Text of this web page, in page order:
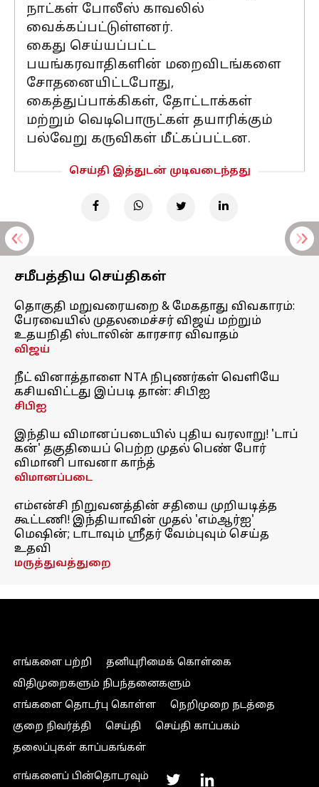
நாட்கள் போலீஸ் காவலில்
வைக்கப்பட்டுள்ளனர்.
கைது செய்யப்பட்ட
பயங்கரவாதிகளின் மறைவிடங்களை
சோதனையிட்டபோது, ​​
கைத்துப்பாக்கிகள், தோட்டாக்கள்
மற்றும் வெடிபொருட்கள் தயாரிக்கும்
பல்வேறு கருவிகள் மீட்கப்பட்டன.
செய்தி இத்துடன் முடிவடைந்தது
சமீபத்திய செய்திகள்
தொகுதி மறுவரையறை & மேகதாது விவகாரம்:
பேரவையில் முதலமைச்சர் விஜய் மற்றும்
உதயநிதி ஸ்டாலின் காரசார விவாதம்
விஜய்
நீட் வினாத்தாளை NTA நிபுணர்கள் வெளியே
கசியவிட்டது இப்படி தான்: சிபிஐ
சிபிஐ
இந்திய விமானப்படையில் புதிய வரலாறு! 'டாப்
கன்' தகுதியைப் பெற்ற முதல் பெண் போர்
விமானி பாவனா காந்த்
விமானப்படை
எம்என்சி நிறுவனத்தின் சதியை முறியடித்த
கூட்டணி! இந்தியாவின் முதல் 'எம்ஆர்ஐ'
மெஷின்; டாடாவும் ஸ்ரீதர் வேம்புவும் செய்த
உதவி
மருத்துவத்துறை
எங்களை பற்றி
தனியுரிமைக் கொள்கை
விதிமுறைகளும் நிபந்தனைகளும்
எங்களை தொடர்பு கொள்ள
நெறிமுறை நடத்தை
குறை நிவர்த்தி
செய்தி
செய்தி காப்பகம்
தலைப்புகள் காப்பகங்கள்
எங்களைப் பின்தொடரவும்